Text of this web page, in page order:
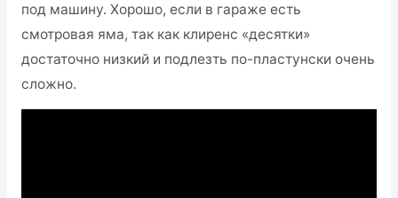
под машину. Хорошо, если в гараже есть
смотровая яма, так как клиренс «десятки»
достаточно низкий и подлезть по-пластунски очень
сложно.